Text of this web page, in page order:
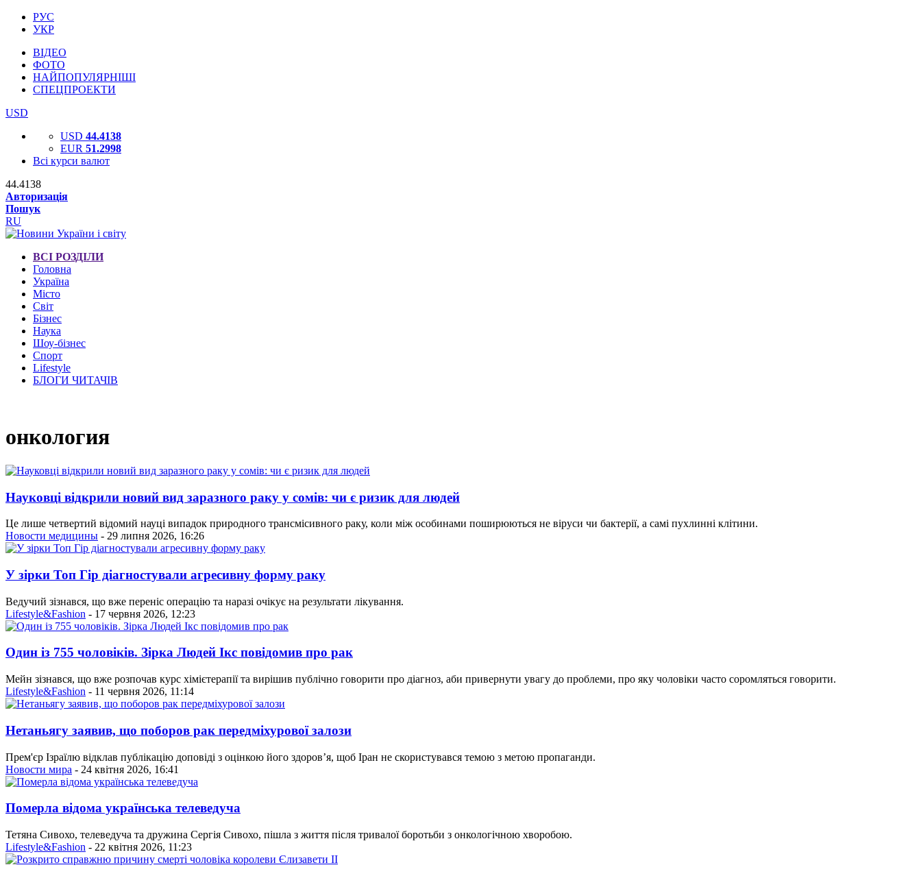
РУС
УКР
ВІДЕО
ФОТО
НАЙПОПУЛЯРНІШІ
СПЕЦПРОЕКТИ
USD
USD 44.4138
EUR 51.2998
Всі курси валют
44.4138
Авторизація
Пошук
RU
ВСІ РОЗДІЛИ
Головна
Україна
Місто
Світ
Бізнес
Наука
Шоу-бізнес
Спорт
Lifestyle
БЛОГИ ЧИТАЧІВ
онкология
Науковці відкрили новий вид заразного раку у сомів: чи є ризик для людей
Це лише четвертий відомий науці випадок природного трансмісивного раку, коли між особинами поширюються не віруси чи бактерії, а самі пухлинні клітини.
Новости медицины - 29 липня 2026, 16:26
У зірки Топ Гір діагностували агресивну форму раку
Ведучий зізнався, що вже переніс операцію та наразі очікує на результати лікування.
Lifestyle&Fashion - 17 червня 2026, 12:23
Один із 755 чоловіків. Зірка Людей Ікс повідомив про рак
Мейн зізнався, що вже розпочав курс хімієтерапії та вирішив публічно говорити про діагноз, аби привернути увагу до проблеми, про яку чоловіки часто соромляться говорити.
Lifestyle&Fashion - 11 червня 2026, 11:14
Нетаньягу заявив, що поборов рак передміхурової залози
Прем'єр Ізраїлю відклав публікацію доповіді з оцінкою його здоров’я, щоб Іран не скористувався темою з метою пропаганди.
Новости мира - 24 квітня 2026, 16:41
Померла відома українська телеведуча
Тетяна Сивохо, телеведуча та дружина Сергія Сивохо, пішла з життя після тривалої боротьби з онкологічною хворобою.
Lifestyle&Fashion - 22 квітня 2026, 11:23